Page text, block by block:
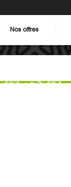
Nos offres